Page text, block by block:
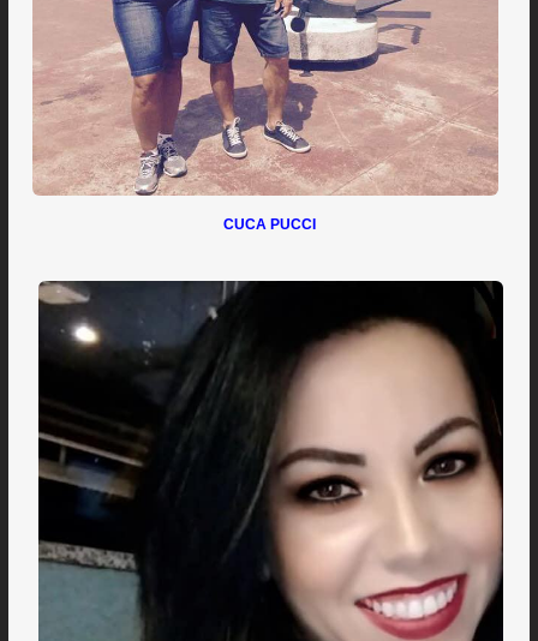
CUCA PUCCI